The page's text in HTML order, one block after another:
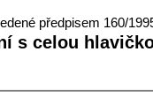
předpisem 160/
s celou